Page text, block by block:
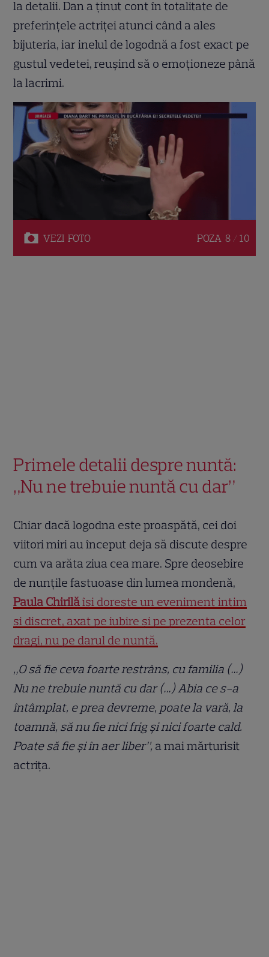
la detalii. Dan a ținut cont în totalitate de
preferințele actriței atunci când a ales
bijuteria, iar inelul de logodnă a fost exact pe
gustul vedetei, reușind să o emoționeze până
la lacrimi.
VEZI FOTO POZA 8 / 10
Primele detalii despre nuntă:
„Nu ne trebuie nuntă cu dar”
Chiar dacă logodna este proaspătă, cei doi
viitori miri au început deja să discute despre
cum va arăta ziua cea mare. Spre deosebire
de nunțile fastuoase din lumea mondenă,
Paula Chirilăîși dorește un eveniment intim
și discret, axat pe iubire și pe prezența celor
dragi, nu pe darul de nuntă.
„O să fie ceva foarte restrâns, cu familia (…)
Nu ne trebuie nuntă cu dar (…) Abia ce s-a
întâmplat, e prea devreme, poate la vară, la
toamnă, să nu fie nici frig și nici foarte cald.
Poate să fie și în aer liber”, a mai mărturisit
actrița.